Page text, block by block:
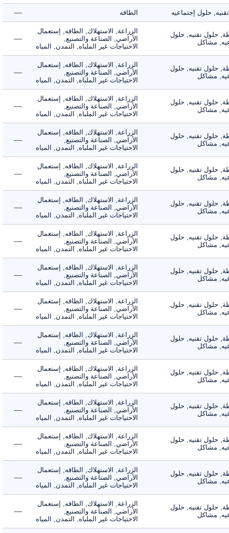
حلول إجتماعيه الطاقه ----
حلول تقنيه, حلول
مشاكل
الزراعة, الاستهلاك, الطاقه, إستعمال
الأراضي, الصناعة والتصنيع,
الاحتياجات غير الملباه, التمدن, المياه
----
حلول تقنيه, حلول
مشاكل
الزراعة, الاستهلاك, الطاقه, إستعمال
الأراضي, الصناعة والتصنيع,
الاحتياجات غير الملباه, التمدن, المياه
----
حلول تقنيه, حلول
مشاكل
الزراعة, الاستهلاك, الطاقه, إستعمال
الأراضي, الصناعة والتصنيع,
الاحتياجات غير الملباه, التمدن, المياه
----
حلول تقنيه, حلول
مشاكل
الزراعة, الاستهلاك, الطاقه, إستعمال
الأراضي, الصناعة والتصنيع,
الاحتياجات غير الملباه, التمدن, المياه
----
حلول تقنيه, حلول
مشاكل
الزراعة, الاستهلاك, الطاقه, إستعمال
الأراضي, الصناعة والتصنيع,
الاحتياجات غير الملباه, التمدن, المياه
----
حلول تقنيه, حلول
مشاكل
الزراعة, الاستهلاك, الطاقه, إستعمال
الأراضي, الصناعة والتصنيع,
الاحتياجات غير الملباه, التمدن, المياه
----
حلول تقنيه, حلول
مشاكل
الزراعة, الاستهلاك, الطاقه, إستعمال
الأراضي, الصناعة والتصنيع,
الاحتياجات غير الملباه, التمدن, المياه
----
حلول تقنيه, حلول
مشاكل
الزراعة, الاستهلاك, الطاقه, إستعمال
الأراضي, الصناعة والتصنيع,
الاحتياجات غير الملباه, التمدن, المياه
----
حلول تقنيه, حلول
مشاكل
الزراعة, الاستهلاك, الطاقه, إستعمال
الأراضي, الصناعة والتصنيع,
الاحتياجات غير الملباه, التمدن, المياه
----
حلول تقنيه, حلول
مشاكل
الزراعة, الاستهلاك, الطاقه, إستعمال
الأراضي, الصناعة والتصنيع,
الاحتياجات غير الملباه, التمدن, المياه
----
حلول تقنيه, حلول
مشاكل
الزراعة, الاستهلاك, الطاقه, إستعمال
الأراضي, الصناعة والتصنيع,
الاحتياجات غير الملباه, التمدن, المياه
----
حلول تقنيه, حلول
مشاكل
الزراعة, الاستهلاك, الطاقه, إستعمال
الأراضي, الصناعة والتصنيع,
الاحتياجات غير الملباه, التمدن, المياه
----
حلول تقنيه, حلول
مشاكل
الزراعة, الاستهلاك, الطاقه, إستعمال
الأراضي, الصناعة والتصنيع,
الاحتياجات غير الملباه, التمدن, المياه
----
حلول تقنيه, حلول
مشاكل
الزراعة, الاستهلاك, الطاقه, إستعمال
الأراضي, الصناعة والتصنيع,
الاحتياجات غير الملباه, التمدن, المياه
----
حلول تقنيه, حلول
مشاكل
الزراعة, الاستهلاك, الطاقه, إستعمال
الأراضي, الصناعة والتصنيع,
الاحتياجات غير الملباه, التمدن, المياه
----